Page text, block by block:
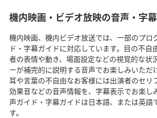
機内映画・ビデオ放映の音声・字
機内映画、機内ビデオ放送では、一部のプロ
ド・字幕ガイドに対応しています。目の不自
者の表情や動き、場面設定などの視覚的な状
ーが補完的に説明する音声でお楽しみいただ
耳や言葉の不自由なお客様には出演者のセリ
効果音などの音声情報を、字幕表示でお楽し
声ガイド・字幕ガイドは日本語、または英語
す。